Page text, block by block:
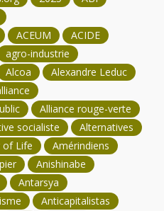
ACEUM
ACIDE
agro-industrie
Alcoa
Alexandre Leduc
Alliance rouge-verte
socialiste
Alternatives
of Life
Amérindiens
Anishinabe
Antarsya
Anticapitalistas